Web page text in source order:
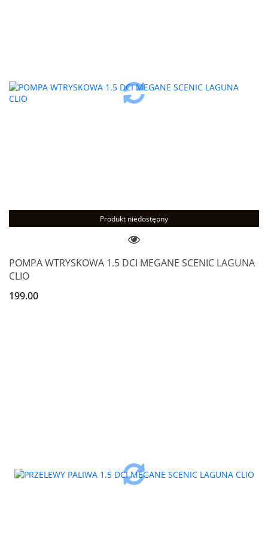
Produkt niedostępny
POMPA WTRYSKOWA 1.5 DCI MEGANE SCENIC LAGUNA
CLIO
199.00